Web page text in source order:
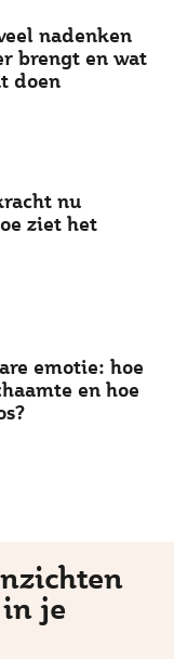
nadenken
brengt en wat
doen
nu
ziet het
emotie: hoe
en hoe
je